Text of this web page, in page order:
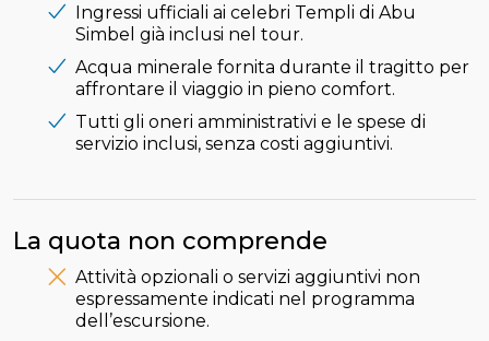
Ingressi ufficiali ai celebri Templi di Abu
Simbel già inclusi nel tour.
Acqua minerale fornita durante il tragitto per
affrontare il viaggio in pieno comfort.
Tutti gli oneri amministrativi e le spese di
servizio inclusi, senza costi aggiuntivi.
La quota non comprende
Attività opzionali o servizi aggiuntivi non
espressamente indicati nel programma
dell’escursione.